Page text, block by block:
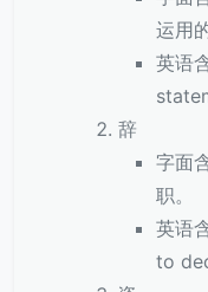
运用
英语
辞
字面
职。
英语
to